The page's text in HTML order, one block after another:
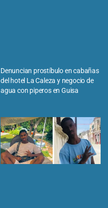
Denuncian prostíbulo en cabañas
del hotel La Caleza y negocio de
agua con piperos en Guisa